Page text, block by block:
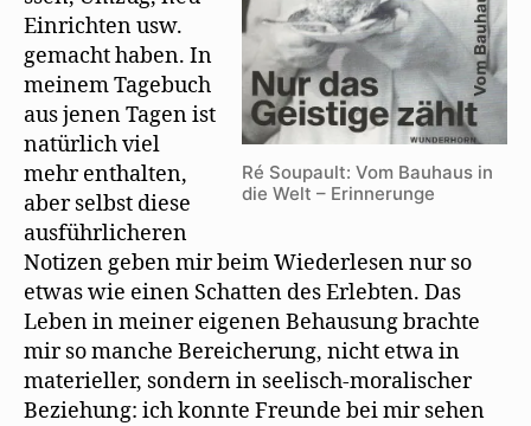
Ré Soupault: Vom Bauhaus in
die Welt – Erinnerunge
Einrichten usw.
gemacht haben. In
meinem Tagebuch
aus jenen Tagen ist
natürlich viel
mehr enthalten,
aber selbst diese
ausführlicheren
Notizen geben mir beim Wiederlesen nur so
etwas wie einen Schatten des Erlebten. Das
Leben in meiner eigenen Behausung brachte
mir so manche Bereicherung, nicht etwa in
materieller, sondern in seelisch-moralischer
Beziehung: ich konnte Freunde bei mir sehen